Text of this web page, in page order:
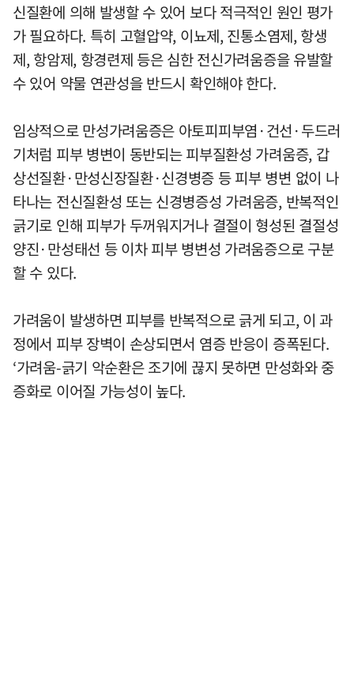
신질환에 의해 발생할 수 있어 보다 적극적인 원인 평가
가 필요하다. 특히 고혈압약, 이뇨제, 진통소염제, 항생
제, 항암제, 항경련제 등은 심한 전신가려움증을 유발할
수 있어 약물 연관성을 반드시 확인해야 한다.
임상적으로 만성가려움증은 아토피피부염·건선·두드러
기처럼 피부 병변이 동반되는 피부질환성 가려움증, 갑
상선질환·만성신장질환·신경병증 등 피부 병변 없이 나
타나는 전신질환성 또는 신경병증성 가려움증, 반복적인
긁기로 인해 피부가 두꺼워지거나 결절이 형성된 결절성
양진·만성태선 등 이차 피부 병변성 가려움증으로 구분
할 수 있다.
가려움이 발생하면 피부를 반복적으로 긁게 되고, 이 과
정에서 피부 장벽이 손상되면서 염증 반응이 증폭된다.
‘가려움-긁기 악순환은 조기에 끊지 못하면 만성화와 중
증화로 이어질 가능성이 높다.